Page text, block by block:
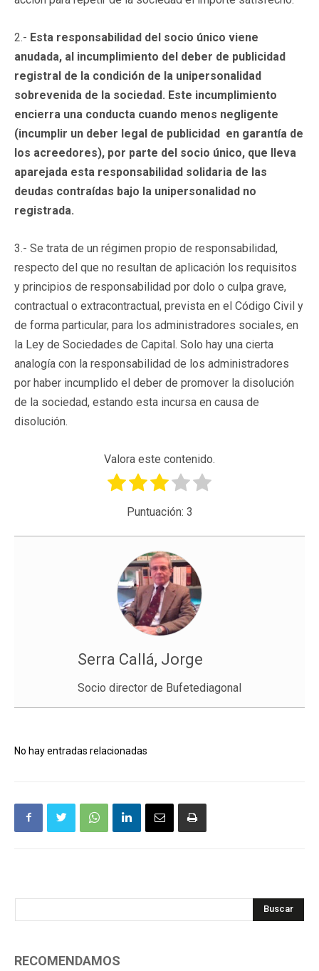
2.- Esta responsabilidad del socio único viene
anudada, al incumplimiento del deber de publicidad
registral de la condición de la unipersonalidad
sobrevenida de la sociedad. Este incumplimiento
encierra una conducta cuando menos negligente
(incumplir un deber legal de publicidad en garantía de
los acreedores), por parte del socio único, que lleva
aparejada esta responsabilidad solidaria de las
deudas contraídas bajo la unipersonalidad no
registrada.
3.- Se trata de un régimen propio de responsabilidad,
respecto del que no resultan de aplicación los requisitos
y principios de responsabilidad por dolo o culpa grave,
contractual o extracontractual, prevista en el Código Civil y
de forma particular, para los administradores sociales, en
la Ley de Sociedades de Capital. Solo hay una cierta
analogía con la responsabilidad de los administradores
por haber incumplido el deber de promover la disolución
de la sociedad, estando esta incursa en causa de
disolución.
Valora este contenido.
Puntuación: 3
Serra Callá, Jorge
Socio director de Bufetediagonal
No hay entradas relacionadas
Buscar
RECOMENDAMOS